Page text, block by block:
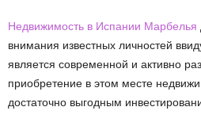
Недвижимость в Испании Марбелья
внимания известных личностей
является современной и активно
приобретение в этом месте
достаточно выгодным